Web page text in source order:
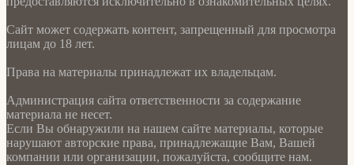
Сайт может содержать контент, запрещенный для просмотра
лицам до 18 лет.
Права на материалы принадлежат их владельцам.
Администрация сайта ответственности за содержание
материала не несет.
Если Вы обнаружили на нашем сайте материалы, которые
нарушают авторские права, принадлежащие Вам, Вашей
компании или организации, пожалуйста, сообщите нам.